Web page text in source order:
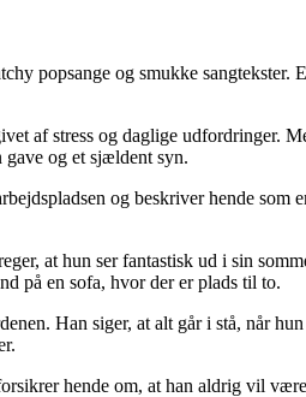
popsange og smukke
af stress og daglige udfordringer.
og et sjældent syn.
og beskriver hende
at hun ser fantastisk ud i sin
på en sofa, hvor der er plads til to.
Han siger, at alt går i stå, når
hende om, at han aldrig vil